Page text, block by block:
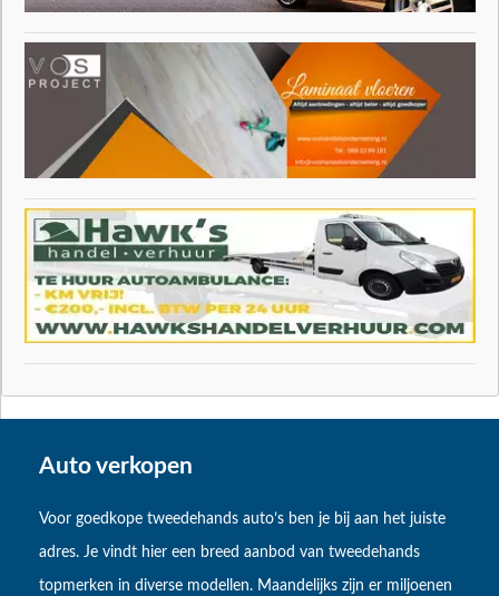
Auto verkopen
Voor goedkope tweedehands auto’s ben je bij aan het juiste
adres. Je vindt hier een breed aanbod van tweedehands
topmerken in diverse modellen. Maandelijks zijn er miljoenen